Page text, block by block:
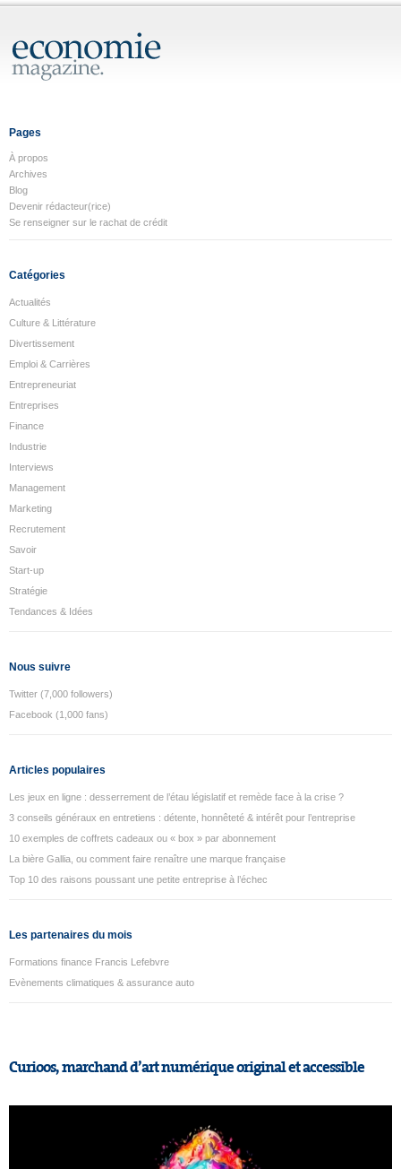
Pages
À propos
Archives
Blog
Devenir rédacteur(rice)
Se renseigner sur le rachat de crédit
Catégories
Actualités
Culture & Littérature
Divertissement
Emploi & Carrières
Entrepreneuriat
Entreprises
Finance
Industrie
Interviews
Management
Marketing
Recrutement
Savoir
Start-up
Stratégie
Tendances & Idées
Nous suivre
Twitter (7,000 followers)
Facebook (1,000 fans)
Articles populaires
Les jeux en ligne : desserrement de l’étau législatif et remède face à la crise ?
3 conseils généraux en entretiens : détente, honnêteté & intérêt pour l’entreprise
10 exemples de coffrets cadeaux ou « box » par abonnement
La bière Gallia, ou comment faire renaître une marque française
Top 10 des raisons poussant une petite entreprise à l’échec
Les partenaires du mois
Formations finance Francis Lefebvre
Evènements climatiques & assurance auto
Curioos, marchand d’art numérique original et accessible